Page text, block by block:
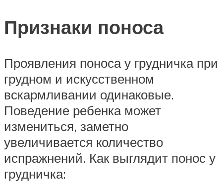
Признаки поноса
Проявления поноса у грудничка при
грудном и искусственном
вскармливании одинаковые.
Поведение ребенка может
измениться, заметно
увеличивается количество
испражнений. Как выглядит понос у
грудничка: